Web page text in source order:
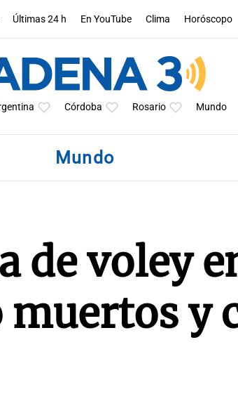
Últimas 24 h En YouTube Clima Horóscopo
Córdoba Rosario Mundo
Mundo
de voley
muertos y